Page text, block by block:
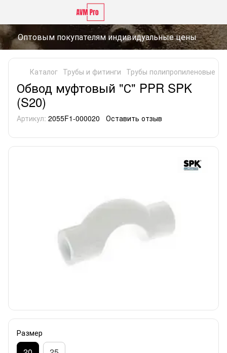
Оптовым покупателям индивидуальные цены
Каталог Трубы и фитинги Трубы полипропиленовые
Обвод муфтовый "С" PPR SPK
(S20)
Артикул: 2055F1-000020 Оставить отзыв
Размер